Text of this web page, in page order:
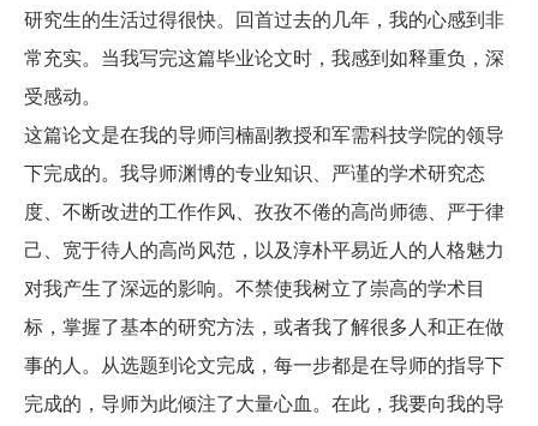
研究生的生活过得很快。回首过去的几年，我的心感到非
常充实。当我写完这篇毕业论文时，我感到如释重负，深
受感动。
这篇论文是在我的导师闫楠副教授和军需科技学院的领导
下完成的。我导师渊博的专业知识、严谨的学术研究态
度、不断改进的工作作风、孜孜不倦的高尚师德、严于律
己、宽于待人的高尚风范，以及淳朴平易近人的人格魅力
对我产生了深远的影响。不禁使我树立了崇高的学术目
标，掌握了基本的研究方法，或者我了解很多人和正在做
事的人。从选题到论文完成，每一步都是在导师的指导下
完成的，导师为此倾注了大量心血。在此，我要向我的导